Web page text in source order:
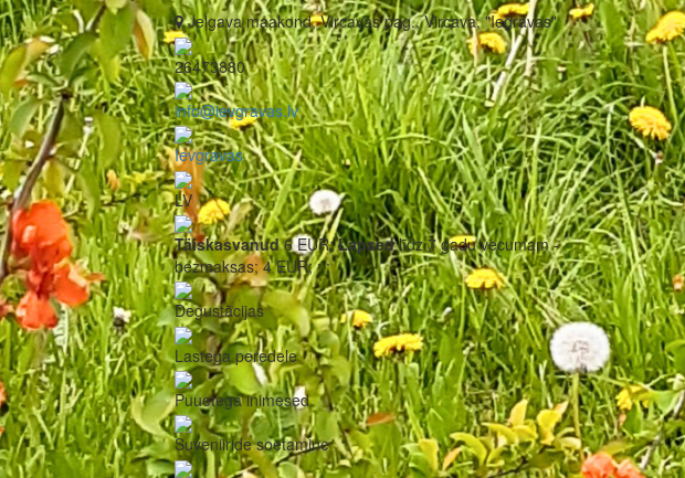
Jelgava maakond, Vircavas pag., Vircava, "Iegravas"
26473880
info@ievgravas.lv
Ievgravas
LV
Täiskasvanud6 EUR;Lapsedlīdz 7 gadu vecumam -
bezmaksas;4 EUR;;;
Degustācijas
Lastega peredele
Puuetega inimesed
Suveniiride soetamine